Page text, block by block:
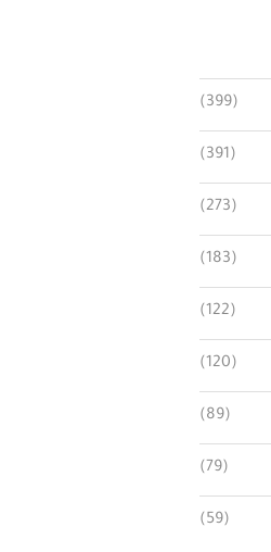
(399)
(391)
(273)
(183)
(122)
(120)
(89)
(79)
(59)